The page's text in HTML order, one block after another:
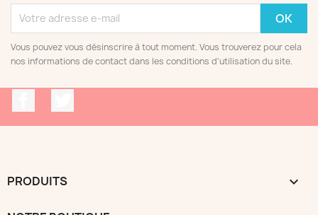
Vous pouvez vous désinscrire à tout moment. Vous trouverez pour cela
nos informations de contact dans les conditions d'utilisation du site.
PRODUITS 